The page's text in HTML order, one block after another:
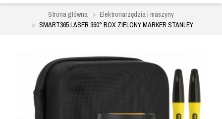
Strona główna
Elektronarzędzia i maszyny
SMART365 LASER 360° BOX ZIELONY MARKER STANLEY